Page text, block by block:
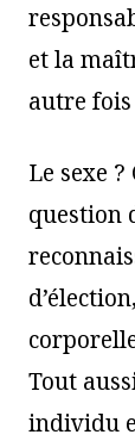
et la
autre
Le sexe
question
Tout
individu